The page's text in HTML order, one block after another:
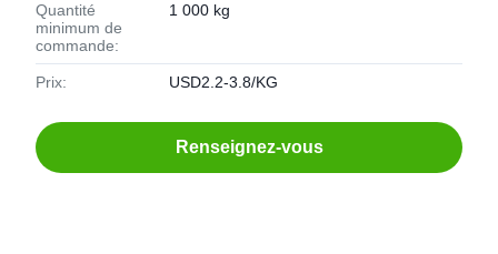
Quantité
minimum de
commande:
1 000 kg
Prix: USD2.2-3.8/KG
Renseignez-vous